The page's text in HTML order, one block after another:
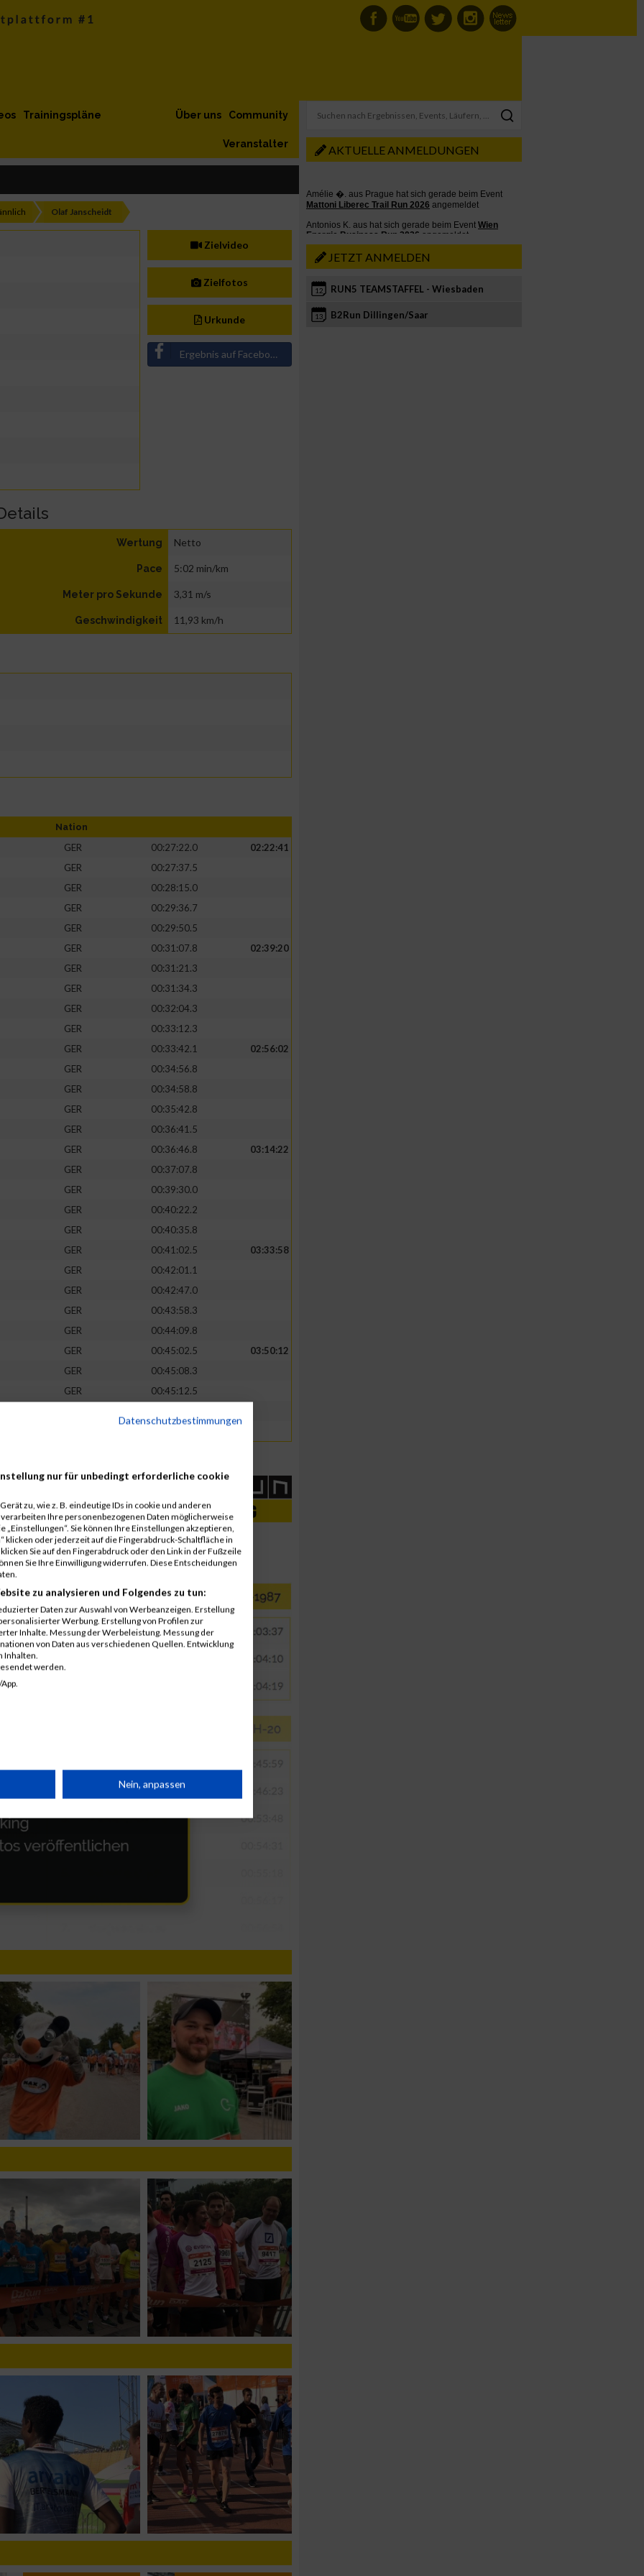
Trainingspläne Community
Über uns
Veranstalter
Olaf Janscheidt
Zielvideo
Zielfotos
Urkunde
Ergebnis auf Facebook teilen
Wertung Netto
Pace 5:02 min/km
Meter pro Sekunde 3,31 m/s
Geschwindigkeit 11,93 km/h
Nation
GER 00:27:22.0
02:22:41
GER
00:27:37.5
GER
00:28:15.0
GER
00:29:36.7
GER
00:29:50.5
GER 00:31:07.8
02:39:20
GER
00:31:21.3
GER
00:31:34.3
GER
00:32:04.3
GER
00:33:12.3
GER 00:33:42.1
02:56:02
GER
00:34:56.8
GER
00:34:58.8
GER
00:35:42.8
GER
00:36:41.5
GER 00:36:46.8
03:14:22
GER
00:37:07.8
GER
00:39:30.0
GER
00:40:22.2
GER
00:40:35.8
GER 00:41:02.5
03:33:58
GER
00:42:01.1
GER
00:42:47.0
GER
00:43:58.3
GER
00:44:09.8
GER 00:45:02.5
03:50:12
GER
00:45:08.3
GER
00:45:12.5
AKTUELLE ANMELDUNGEN
JETZT ANMELDEN
12 RUN5 TEAMSTAFFEL - Wiesbaden
13 B2Run Dillingen/Saar
Datenschutzbestimmungen
nur für unbedingt erforderliche cookie
zu, wie z. B. eindeutige IDs in cookie und anderen
Ihre personenbezogenen Daten möglicherweise
Sie können Ihre Einstellungen akzeptieren,
klicken oder jederzeit auf die Fingerabdruck-Schaltfläche in
Sie auf den Fingerabdruck oder den Link in der Fußzeile
Sie Ihre Einwilligung widerrufen. Diese Entscheidungen
zu analysieren und Folgendes zu tun:
Daten zur Auswahl von Werbeanzeigen. Erstellung
Werbung. Erstellung von Profilen zur
Inhalte. Messung der Werbeleistung. Messung der
von Daten aus verschiedenen Quellen. Entwicklung
Inhalten.
werden.
Daten aus
Nein, anpassen